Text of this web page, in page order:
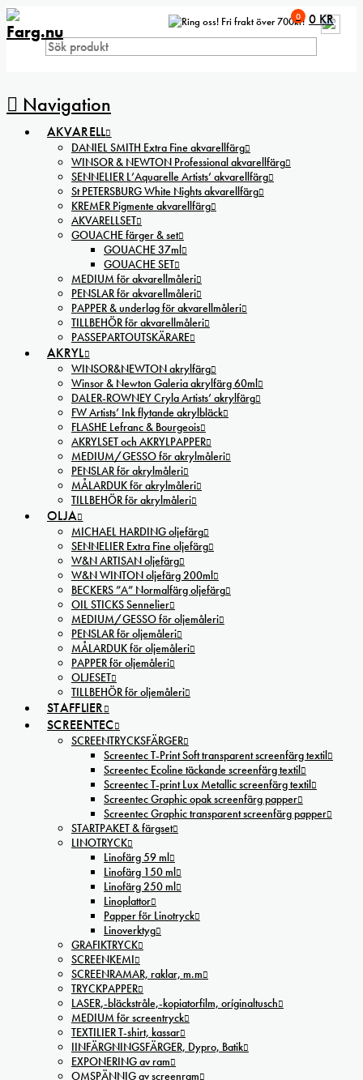
Fri frakt över 700kr!
Navigation
0 0 KR
AKVARELL
DANIEL SMITH Extra Fine akvarellfärg
WINSOR & NEWTON Professional akvarellfärg
SENNELIER L’Aquarelle Artists’ akvarellfärg
St PETERSBURG White Nights akvarellfärg
KREMER Pigmente akvarellfärg
AKVARELLSET
GOUACHE färger & set
GOUACHE 37ml
GOUACHE SET
MEDIUM för akvarellmåleri
PENSLAR för akvarellmåleri
PAPPER & underlag för akvarellmåleri
TILLBEHÖR för akvarellmåleri
PASSEPARTOUTSKÄRARE
AKRYL
WINSOR&NEWTON akrylfärg
Winsor & Newton Galeria akrylfärg 60ml
DALER-ROWNEY Cryla Artists’ akrylfärg
FW Artists’ Ink flytande akrylbläck
FLASHE Lefranc & Bourgeois
AKRYLSET och AKRYLPAPPER
MEDIUM/GESSO för akrylmåleri
PENSLAR för akrylmåleri
MÅLARDUK för akrylmåleri
TILLBEHÖR för akrylmåleri
OLJA
MICHAEL HARDING oljefärg
SENNELIER Extra Fine oljefärg
W&N ARTISAN oljefärg
W&N WINTON oljefärg 200ml
BECKERS ”A” Normalfärg oljefärg
OIL STICKS Sennelier
MEDIUM/GESSO för oljemåleri
PENSLAR för oljemåleri
MÅLARDUK för oljemåleri
PAPPER för oljemåleri
OLJESET
TILLBEHÖR för oljemåleri
STAFFLIER
SCREENTEC
SCREENTRYCKSFÄRGER
Screentec T-Print Soft transparent screenfärg textil
Screentec Ecoline täckande screenfärg textil
Screentec T-print Lux Metallic screenfärg textil
Screentec Graphic opak screenfärg papper
Screentec Graphic transparent screenfärg papper
STARTPAKET & färgset
LINOTRYCK
Linofärg 59 ml
Linofärg 150 ml
Linofärg 250 ml
Linoplattor
Papper för Linotryck
Linoverktyg
GRAFIKTRYCK
SCREENKEMI
SCREENRAMAR, raklar, m.m
TRYCKPAPPER
LASER,-bläckstråle,-kopiatorfilm, oríginaltusch
MEDIUM för screentryck
TEXTILIER T-shirt, kassar
IINFÄRGNINGSFÄRGER, Dypro, Batik
EXPONERING av ram
OMSPÄNNIG av screenram